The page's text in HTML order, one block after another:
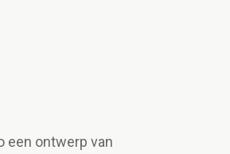
een ontwerp van